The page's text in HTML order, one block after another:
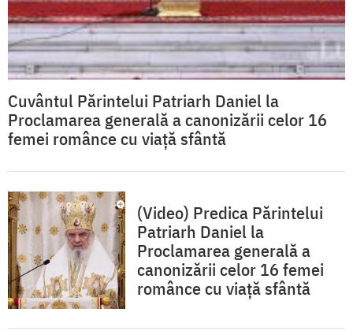
Cuvântul Părintelui Patriarh Daniel la
Proclamarea generală a canonizării celor 16
femei românce cu viață sfântă
(Video) Predica Părintelui
Patriarh Daniel la
Proclamarea generală a
canonizării celor 16 femei
românce cu viață sfântă